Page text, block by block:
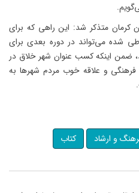
کرمان متذکر شد: این راهی که برای
شده می‌تواند در دوره بعدی برای
ضمن اینکه کسب عنوان شهر خلاق در
فرهنگی و علاقه خوب مردم شهرها به
و ارشاد کتاب